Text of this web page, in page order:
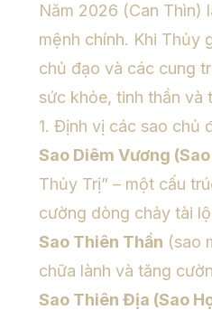
Năm 2026 (Can Thìn)
mệnh chính. Khi Thủy
chủ đạo và các cung
sức khỏe, tinh thần và
1. Định vị các sao chủ
Sao Diêm Vương
Thủy Trị” – một cấu
cường dòng chảy tài
Sao Thiên Thần (sao
chữa lành và tăng
Sao Thiên Địa (Sao